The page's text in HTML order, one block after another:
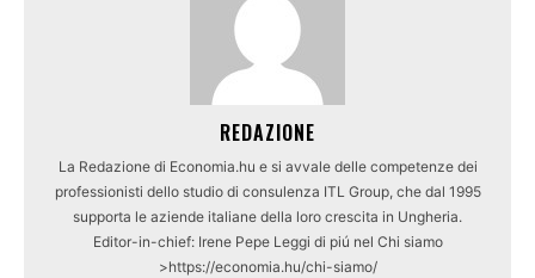
REDAZIONE
La Redazione di Economia.hu e si avvale delle competenze dei
professionisti dello studio di consulenza ITL Group, che dal 1995
supporta le aziende italiane della loro crescita in Ungheria.
Editor-in-chief: Irene Pepe Leggi di piú nel Chi siamo
>https://economia.hu/chi-siamo/